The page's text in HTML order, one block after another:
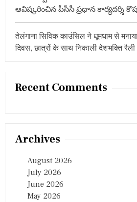
ఆవిష్కరించిన పీసీసీ ప్రధాన కార్యదర్శి
तेलंगाना सिविक काउंसिल ने धूमधाम से
दिवस, छात्रों के साथ निकाली देशभक्ति
Recent Comments
Archives
August 2026
July 2026
June 2026
May 2026